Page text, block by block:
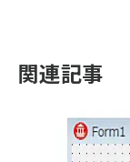
関連記事